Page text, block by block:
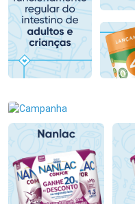
Comprar sem Desconto
Por R$ 159,59/cada
Comprar sem Desconto
Por R$ 159,59/cada